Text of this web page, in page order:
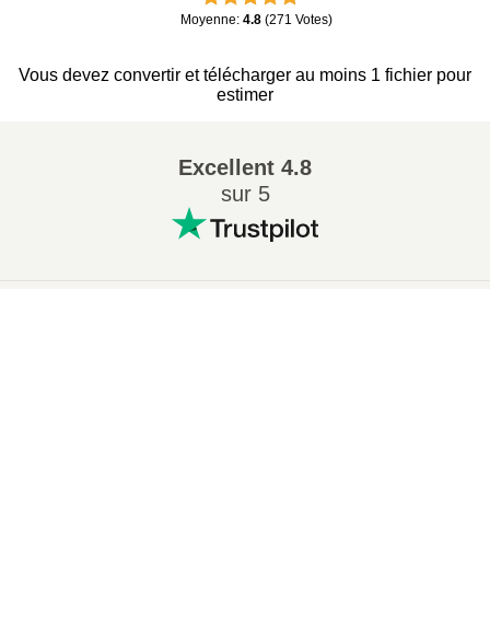
Moyenne: 4.8 (271 Votes)
Vous devez convertir et télécharger au moins 1 fichier pour
estimer
Excellent 4.8
sur 5